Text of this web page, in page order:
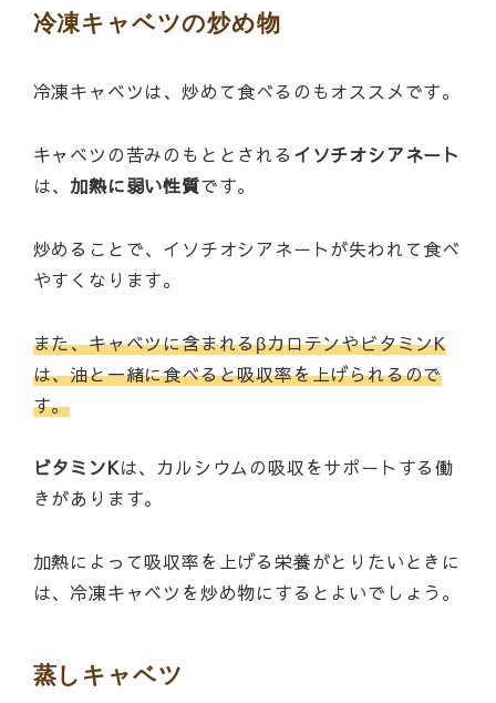
冷凍キャベツの炒め物
冷凍キャベツは、炒めて食べるのもオススメです。
キャベツの苦みのもととされる イソチオシアネート
は、 加熱に弱い性質です。
炒めることで、イソチオシアネートが失われて食べ
やすくなります。
また、キャベツに含まれるβカロテンやビタミンK
は、油と一緒に食べると吸収率を上げられるので
す。
ビタミンKは、カルシウムの吸収をサポートする働
きがあります。
加熱によって吸収率を上げる栄養がとりたいときに
は、冷凍キャベツを炒め物にするとよいでしょう。
蒸しキャベツ